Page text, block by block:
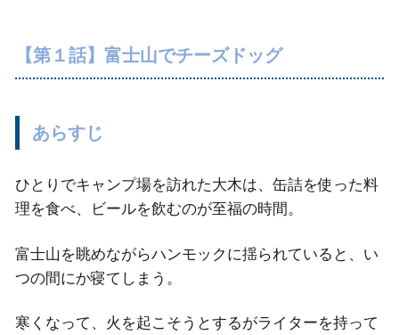
【第１話】富士山でチーズドッグ
あらすじ
ひとりでキャンプ場を訪れた大木は、缶詰を使った料
理を食べ、ビールを飲むのが至福の時間。
富士山を眺めながらハンモックに揺られていると、い
つの間にか寝てしまう。
寒くなって、火を起こそうとするがライターを持って